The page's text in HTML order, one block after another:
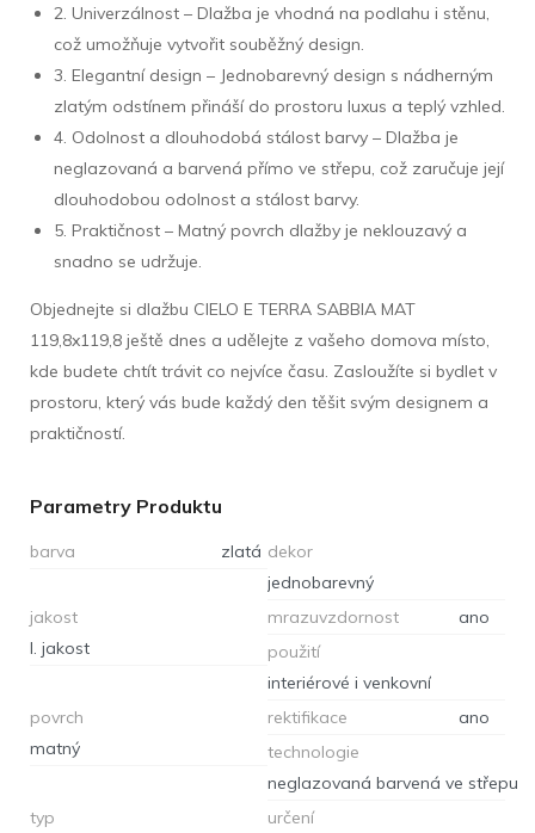
2. Univerzálnost – Dlažba je vhodná na podlahu i stěnu,
což umožňuje vytvořit souběžný design.
3. Elegantní design – Jednobarevný design s nádherným
zlatým odstínem přináší do prostoru luxus a teplý vzhled.
4. Odolnost a dlouhodobá stálost barvy – Dlažba je
neglazovaná a barvená přímo ve střepu, což zaručuje její
dlouhodobou odolnost a stálost barvy.
5. Praktičnost – Matný povrch dlažby je neklouzavý a
snadno se udržuje.
Objednejte si dlažbu CIELO E TERRA SABBIA MAT
119,8x119,8 ještě dnes a udělejte z vašeho domova místo,
kde budete chtít trávit co nejvíce času. Zasloužíte si bydlet v
prostoru, který vás bude každý den těšit svým designem a
praktičností.
Parametry Produktu
barva zlatá dekor
jednobarevný
jakost
I. jakost
mrazuvzdornost
ano
použití
interiérové i venkovní
povrch
matný
rektifikace
ano
technologie
neglazovaná barvená ve střepu
typ
určení